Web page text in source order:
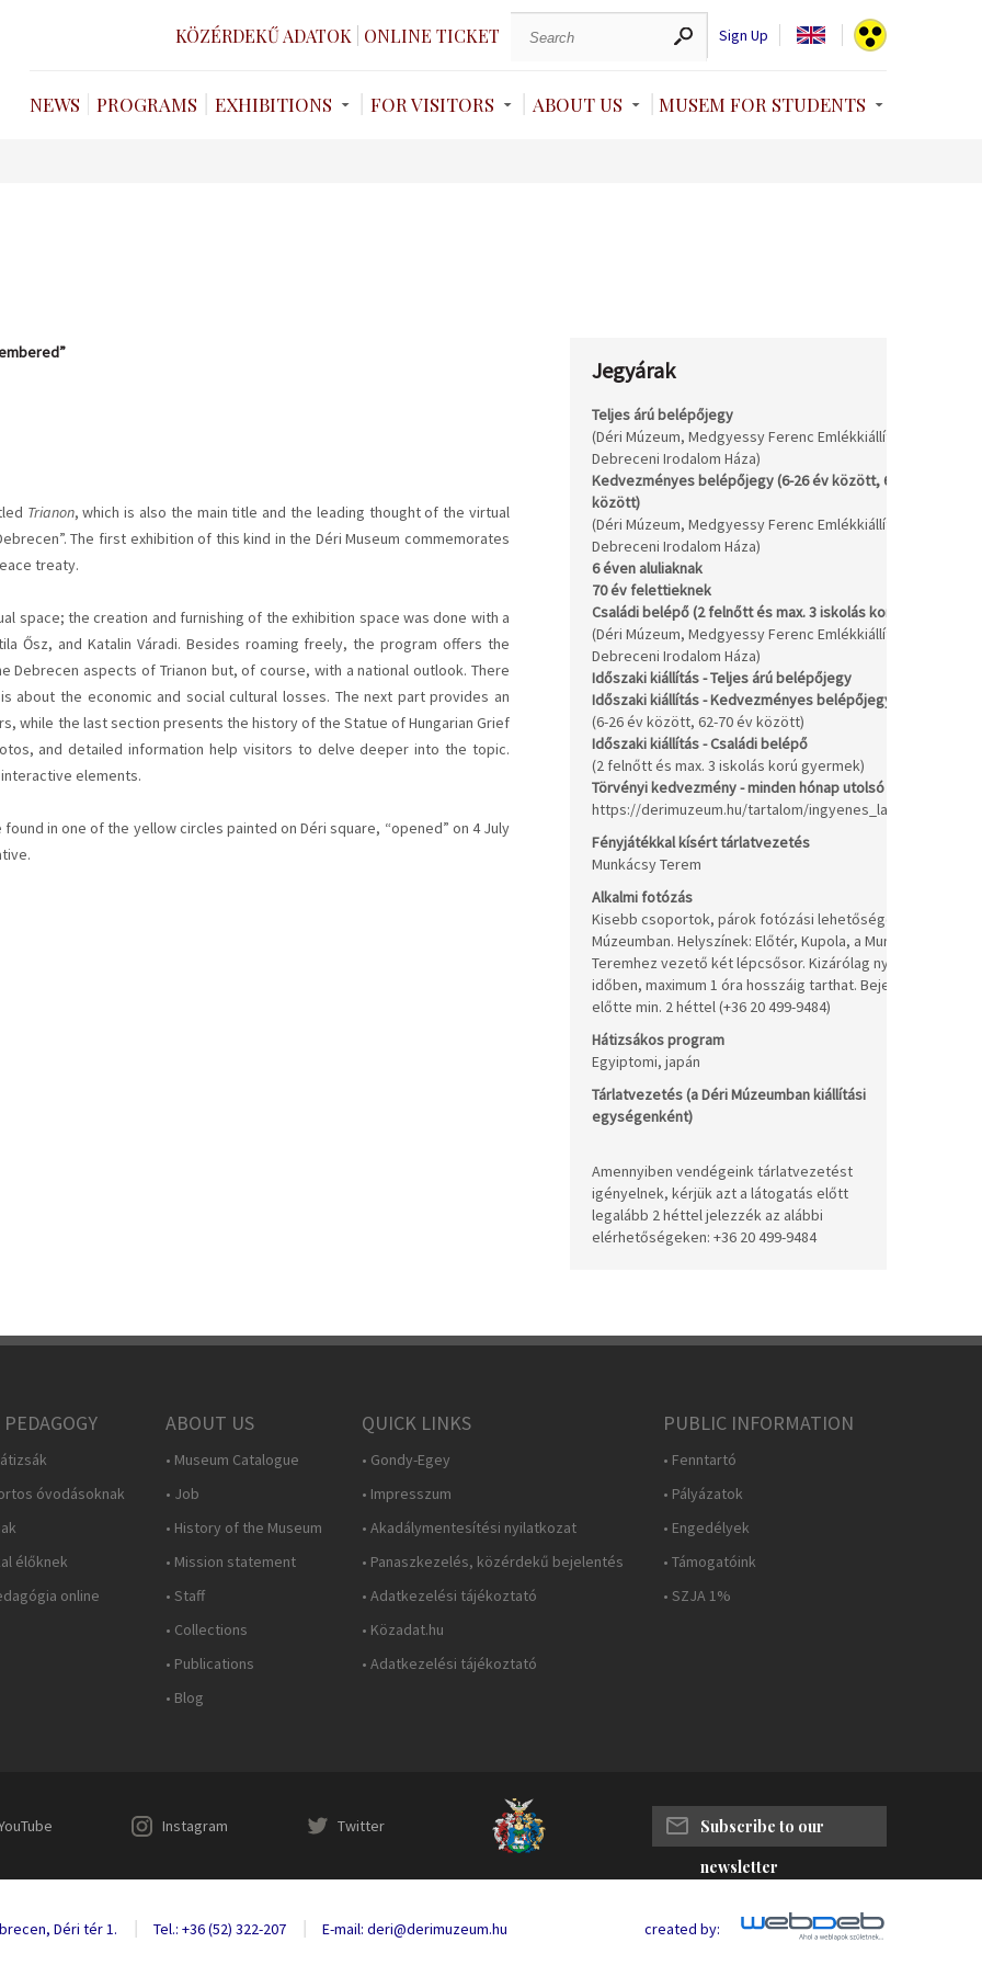
KÖZÉRDEKŰ ADATOK ONLINE TICKET Sign Up
NEWS PROGRAMS EXHIBITIONS FOR VISITORS ABOUT US MUSEM FOR STUDENTS
Trianon, which is also the main title and the leading thought of the virtual
The first exhibition of this kind in the Déri Museum commemorates
treaty.
space; the creation and furnishing of the exhibition space was done with a
Ősz, and Katalin Váradi. Besides roaming freely, the program offers the
aspects of Trianon but, of course, with a national outlook. There
the economic and social cultural losses. The next part provides an
while the last section presents the history of the Statue of Hungarian Grief
and detailed information help visitors to delve deeper into the topic.
elements.
in one of the yellow circles painted on Déri square, “opened” on 4 July
Jegyárak
Teljes árú belépőjegy
(Déri Múzeum, Medgyessy Ferenc Emlékkiállítás,
Debreceni Irodalom Háza)
Kedvezményes belépőjegy (6-26 év között, 62-70 év
között)
(Déri Múzeum, Medgyessy Ferenc Emlékkiállítás,
Debreceni Irodalom Háza)
6 éven aluliaknak
70 év felettieknek
Családi belépő (2 felnőtt és max. 3 iskolás korú gyermek)
(Déri Múzeum, Medgyessy Ferenc Emlékkiállítás,
Debreceni Irodalom Háza)
Időszaki kiállítás - Teljes árú belépőjegy
Időszaki kiállítás - Kedvezményes belépőjegy
(6-26 év között, 62-70 év között)
Időszaki kiállítás - Családi belépő
(2 felnőtt és max. 3 iskolás korú gyermek)
Törvényi kedvezmény - minden hónap utolsó vasárnapján
https://derimuzeum.hu/tartalom/ingyenes_latogatok.pdf
Fényjátékkal kísért tárlatvezetés
Munkácsy Terem
Alkalmi fotózás
Kisebb csoportok, párok fotózási lehetősége a Déri
Múzeumban. Helyszínek: Előtér, Kupola, a Munkácsy
Teremhez vezető két lépcsősor. Kizárólag nyitva tartási
időben, maximum 1 óra hosszáig tarthat. Bejelentkezés:
előtte min. 2 héttel (+36 20 499-9484)
Hátizsákos program
Egyiptomi, japán
Tárlatvezetés (a Déri Múzeumban kiállítási
egységenként)
Amennyiben vendégeink tárlatvezetést
igényelnek, kérjük azt a látogatás előtt
legalább 2 héttel jelezzék az alábbi
elérhetőségeken: +36 20 499-9484
óvodásoknak
élőknek
online
ABOUT US
• Museum Catalogue
• Job
• History of the Museum
• Mission statement
• Staff
• Collections
• Publications
• Blog
QUICK LINKS
• Gondy-Egey
• Impresszum
• Akadálymentesítési nyilatkozat
• Panaszkezelés, közérdekű bejelentés
• Adatkezelési tájékoztató
• Közadat.hu
• Adatkezelési tájékoztató
PUBLIC INFORMATION
• Fenntartó
• Pályázatok
• Engedélyek
• Támogatóink
• SZJA 1%
Instagram Twitter
Subscribe to our
newsletter
Déri tér 1. Tel.: +36 (52) 322-207 E-mail: deri@derimuzeum.hu created by: